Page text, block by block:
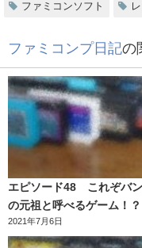
ファミコンソフト
ファミコンプ日記の
エピソード48 これぞバ
の元祖と呼べるゲーム！？
2021年7月6日